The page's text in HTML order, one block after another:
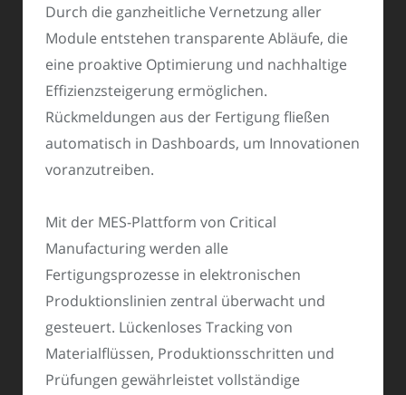
Durch die ganzheitliche Vernetzung aller
Module entstehen transparente Abläufe, die
eine proaktive Optimierung und nachhaltige
Effizienzsteigerung ermöglichen.
Rückmeldungen aus der Fertigung fließen
automatisch in Dashboards, um Innovationen
voranzutreiben.
Mit der MES-Plattform von Critical
Manufacturing werden alle
Fertigungsprozesse in elektronischen
Produktionslinien zentral überwacht und
gesteuert. Lückenloses Tracking von
Materialflüssen, Produktionsschritten und
Prüfungen gewährleistet vollständige